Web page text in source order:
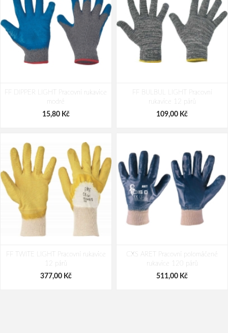
rukavice 12 párů
207,00 Kč
rukavice 12 párů
355,00 Kč
FF DIPPER LIGHT Pracovní rukavice
modré
15,80 Kč
FF BULBUL LIGHT Pracovní
rukavice 12 párů
109,00 Kč
FF TWITE LIGHT Pracovní rukavice
12 párů
377,00 Kč
CXS ARET Pracovní polomáčené
rukavice 120 párů
511,00 Kč